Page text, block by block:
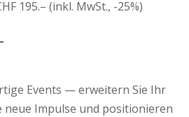
195.– (inkl. MwSt., -25%)
Events — erweitern Sie Ihr
neue Impulse und positionieren